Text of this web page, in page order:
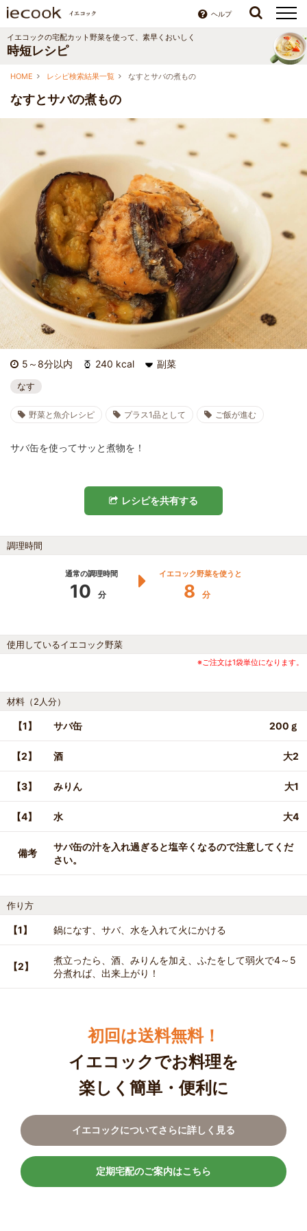
ヘルプ
イエコックの宅配カット野菜を使って、素早くおいしく
時短レシピ
HOME レシピ検索結果一覧 なすとサバの煮もの
なすとサバの煮もの
5～8分以内 240 kcal 副菜
なす
野菜と魚介レシピ プラス1品として ご飯が進む
サバ缶を使ってサッと煮物を！
レシピを共有する
調理時間
通常の調理時間
10 分
イエコック野菜を使うと
8 分
使用しているイエコック野菜
※ご注文は1袋単位になります。
材料（2人分）
【1】 サバ缶 200ｇ
【2】 酒 大2
【3】 みりん 大1
【4】 水 大4
備考
サバ缶の汁を入れ過ぎると塩辛くなるので注意してくだ
さい。
作り方
【1】 鍋になす、サバ、水を入れて火にかける
【2】
煮立ったら、酒、みりんを加え、ふたをして弱火で4～5
分煮れば、出来上がり！
初回は送料無料！
イエコックでお料理を
楽しく簡単・便利に
イエコックについてさらに詳しく見る
定期宅配のご案内はこちら